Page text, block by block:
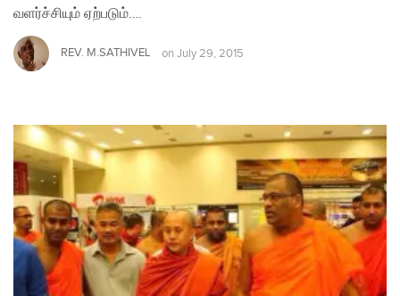
வளர்ச்சியும் ஏற்படும்….
REV. M.SATHIVEL on July 29, 2015